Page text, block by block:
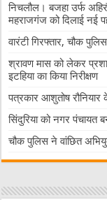
निचलौल। बजहा उर्फ
महराजगंज को दिलाई नई
वारंटी गिरफ्तार, चौक
श्रावण मास को लेकर
इटहिया का किया निरीक्षण
पत्रकार आशुतोष रौनियार
सिंदुरिया को नगर पंचायत
चौक पुलिस ने वांछित